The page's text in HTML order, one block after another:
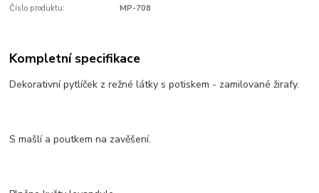
Číslo produktu: MP-708
Kompletní specifikace
Dekorativní pytlíček z režné látky s potiskem - zamilované žirafy.
S mašlí a poutkem na zavěšení.